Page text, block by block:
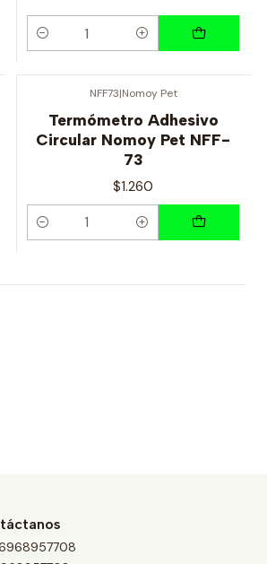
Cantidad
NFF73|Nomoy Pet
Termómetro Adhesivo
Circular Nomoy Pet NFF-
73
$1.260
Cantidad